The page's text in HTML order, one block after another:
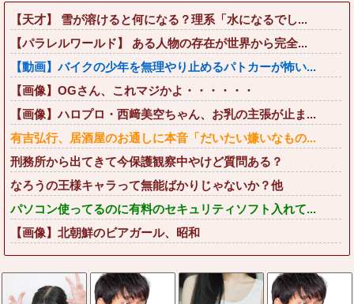
【天才】 雪が溶けると何になる？理系「水になるでし...
【パラレルワールド】 ある人物の存在が世界から完全...
【動画】バイクの少年を無理やり止めるパトカーが怖い...
【画像】OGさん、これマジかよ・・・・・・
【画像】ハロプロ・西﨑美空ちゃん、お乳の主張が止ま...
有吉弘行、居酒屋のお通しに本音「だいたい嫌いなもの...
刑務所から出てきて今保護観察中やけど質問ある？
なろうの王様キャラって無能ばかりじゃないか？他
パソコン使ってるのに有料のセキュリティソフト入れて...
【画像】北朝鮮のビアガール、昭和